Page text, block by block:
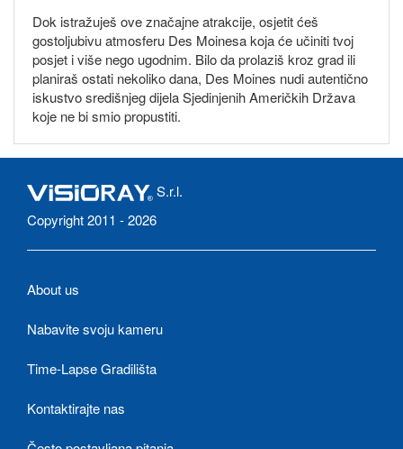
Dok istražuješ ove značajne atrakcije, osjetit ćeš
gostoljubivu atmosferu Des Moinesa koja će učiniti tvoj
posjet i više nego ugodnim. Bilo da prolaziš kroz grad ili
planiraš ostati nekoliko dana, Des Moines nudi autentično
iskustvo središnjeg dijela Sjedinjenih Američkih Država
koje ne bi smio propustiti.
S.r.l.
Copyright 2011 - 2026
About us
Nabavite svoju kameru
Time-Lapse Gradilišta
Kontaktirajte nas